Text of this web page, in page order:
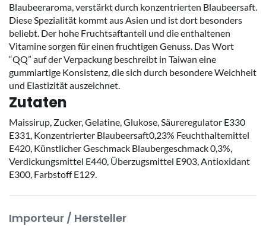
Blaubeeraroma, verstärkt durch konzentrierten Blaubeersaft.
Diese Spezialität kommt aus Asien und ist dort besonders
beliebt. Der hohe Fruchtsaftanteil und die enthaltenen
Vitamine sorgen für einen fruchtigen Genuss. Das Wort
“QQ” auf der Verpackung beschreibt in Taiwan eine
gummiartige Konsistenz, die sich durch besondere Weichheit
und Elastizität auszeichnet.
Zutaten
Maissirup, Zucker, Gelatine, Glukose, Säureregulator E330
E331, Konzentrierter Blaubeersaft0,23% Feuchthaltemittel
E420, Künstlicher Geschmack Blaubergeschmack 0,3%,
Verdickungsmittel E440, Überzugsmittel E903, Antioxidant
E300, Farbstoff E129.
Importeur / Hersteller